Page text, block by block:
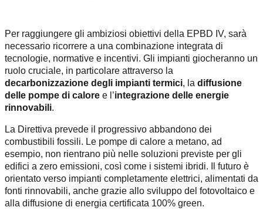
Per raggiungere gli ambiziosi obiettivi della EPBD IV, sarà
necessario ricorrere a una combinazione integrata di
tecnologie, normative e incentivi. Gli impianti giocheranno un
ruolo cruciale, in particolare attraverso la
decarbonizzazione degli impianti termici, la diffusione
delle pompe di calore e l’integrazione delle energie
rinnovabili.
La Direttiva prevede il progressivo abbandono dei
combustibili fossili. Le pompe di calore a metano, ad
esempio, non rientrano più nelle soluzioni previste per gli
edifici a zero emissioni, così come i sistemi ibridi. Il futuro è
orientato verso impianti completamente elettrici, alimentati da
fonti rinnovabili, anche grazie allo sviluppo del fotovoltaico e
alla diffusione di energia certificata 100% green.